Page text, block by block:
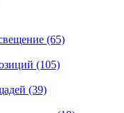
(65)
(105)
(39)